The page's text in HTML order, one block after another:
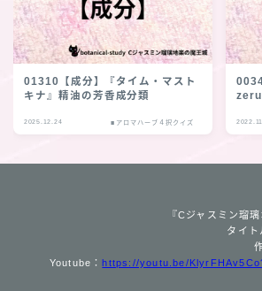
01310【成分】『タイム・マスト
キナ』精油の芳香成分類
2025.12.24 ■アロマハーブ４択クイズ
『Cジャスミン瑠
タイ
Youtube：https://youtu.be/